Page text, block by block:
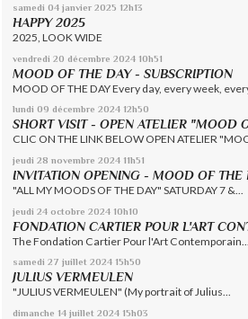
samedi 04 janvier 2025 12h13
HAPPY 2025
2025, LOOK WIDE
vendredi 20 décembre 2024 10h51
MOOD OF THE DAY - SUBSCRIPTION
MOOD OF THE DAY Every day, every week,
lundi 09 décembre 2024 12h50
SHORT VISIT - OPEN ATELIER "MOOD
CLIC ON THE LINK BELOW OPEN ATELIER
jeudi 28 novembre 2024 11h51
INVITATION OPENING - MOOD OF THE
"ALL MY MOODS OF THE DAY" SATURDAY 7 &...
jeudi 24 octobre 2024 10h10
FONDATION CARTIER POUR L'ART
The Fondation Cartier Pour l'Art Contemporain...
samedi 27 juillet 2024 15h50
JULIUS VERMEULEN
"JULIUS VERMEULEN" (My portrait of Julius...
dimanche 14 juillet 2024 15h03